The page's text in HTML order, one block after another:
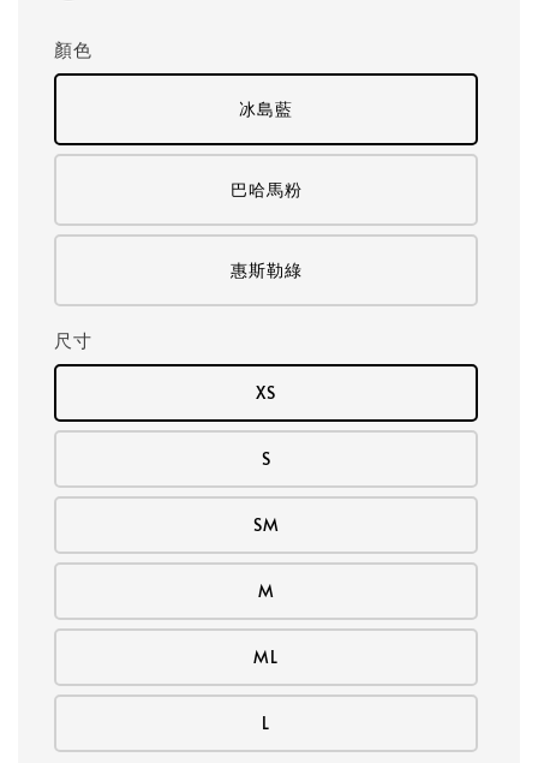
顏色
冰島藍
巴哈馬粉
惠斯勒綠
尺寸
XS
S
SM
M
ML
L